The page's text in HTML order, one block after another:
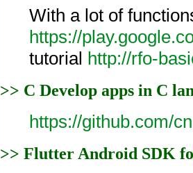
With a lot of
https://
tutorial http://rfo-
>> C Develop apps in C
https://github.com/
>> Flutter Android SDK